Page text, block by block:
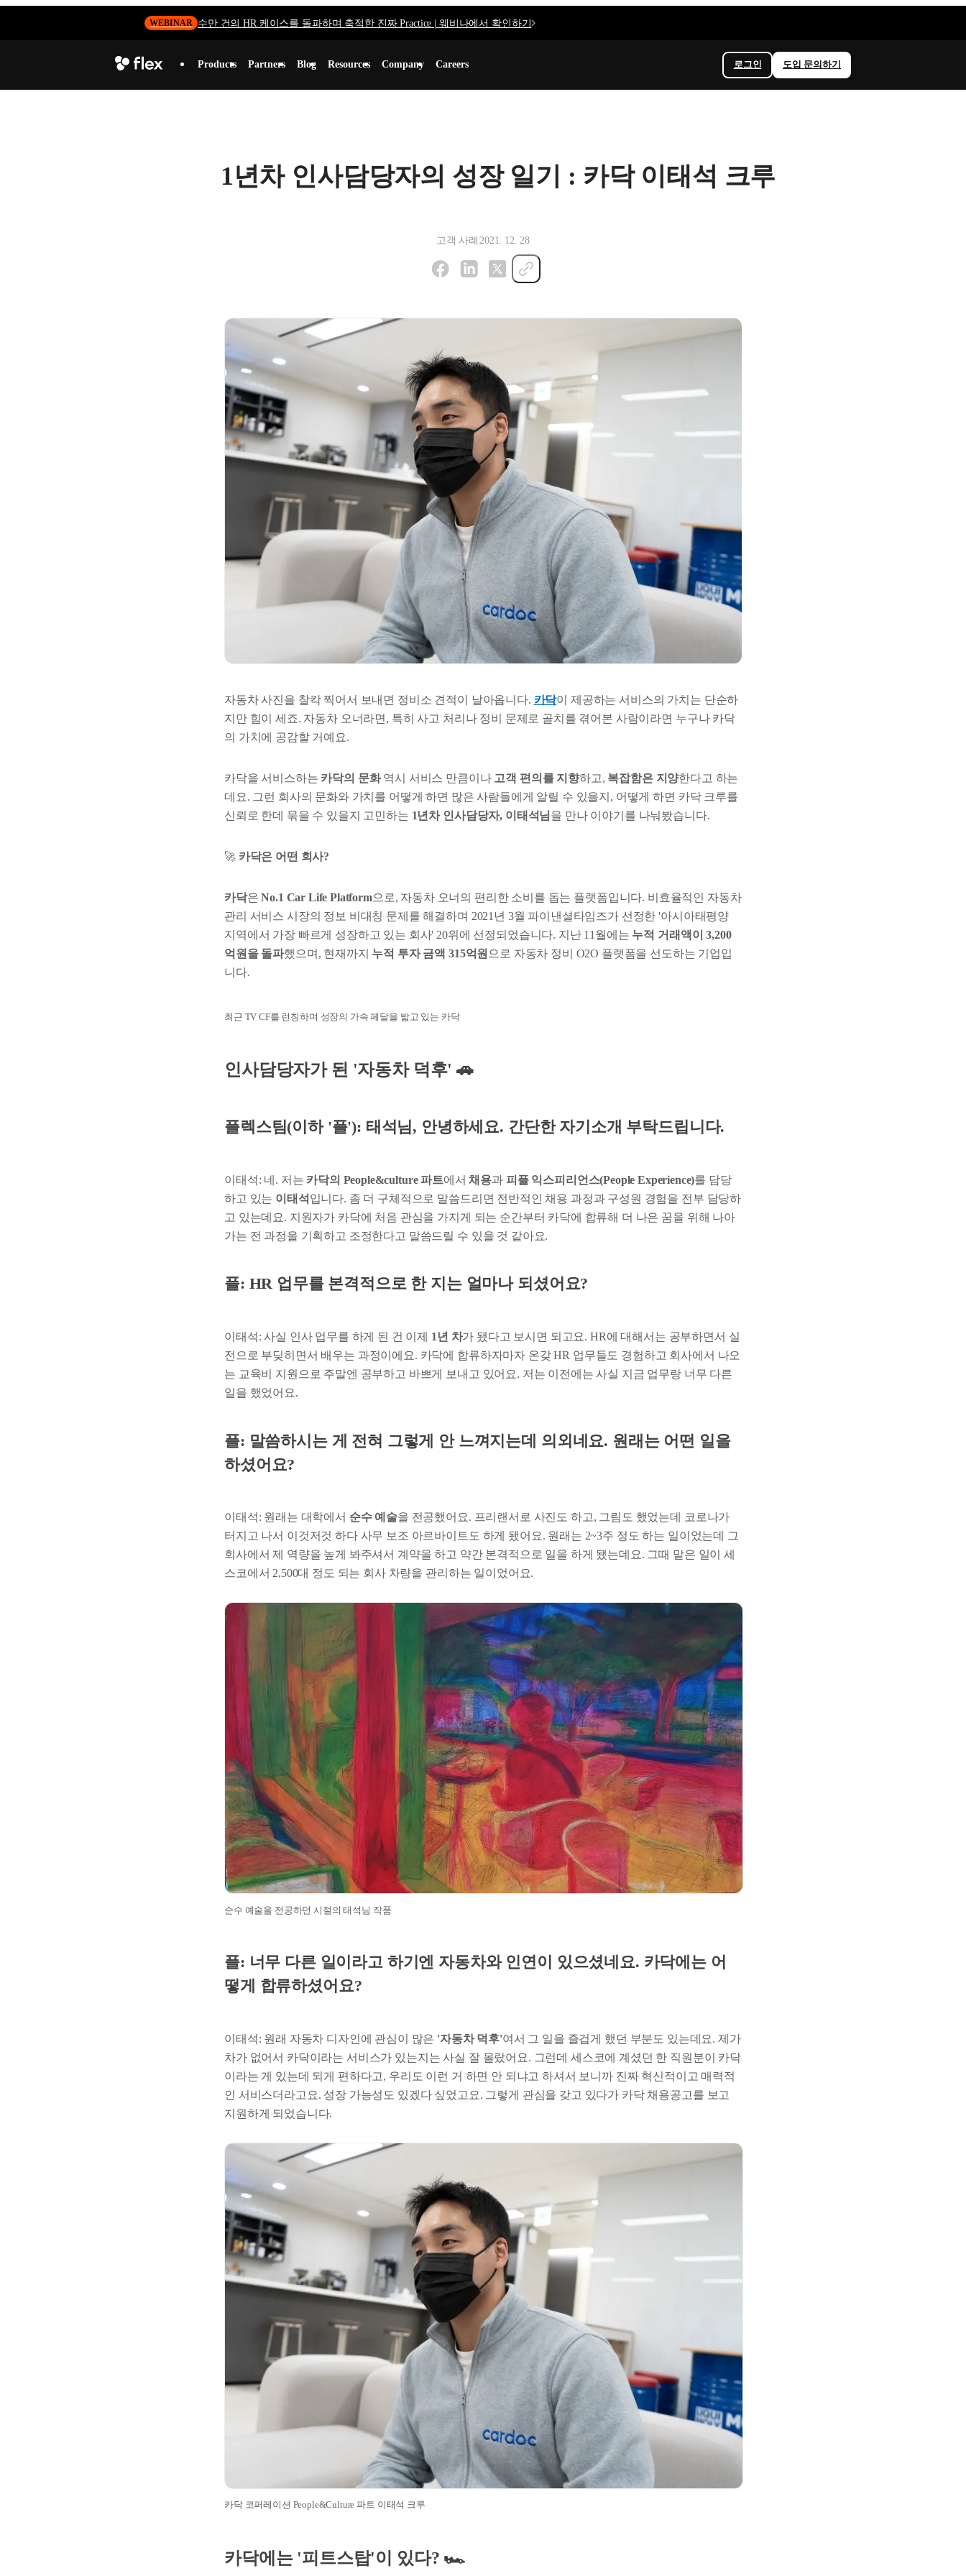
WEBINAR 수만 건의 HR 케이스를 돌파하며 축적한 진짜 Practice | 웨비나에서 확인하기
Products Partners Blog Resources Company Careers 로그인 도입 문의하기
1년차 인사담당자의 성장 일기 : 카닥 이태석 크루
고객 사례 2021. 12. 28
자동차 사진을 찰칵 찍어서 보내면 정비소 견적이 날아옵니다. 카닥이 제공하는 서비스의 가치는 단순하
지만 힘이 세죠. 자동차 오너라면, 특히 사고 처리나 정비 문제로 골치를 겪어본 사람이라면 누구나 카닥
의 가치에 공감할 거예요.
카닥을 서비스하는 카닥의 문화역시 서비스 만큼이나 고객 편의를 지향하고, 복잡함은 지양한다고 하는
데요. 그런 회사의 문화와 가치를 어떻게 하면 많은 사람들에게 알릴 수 있을지, 어떻게 하면 카닥 크루를
신뢰로 한데 묶을 수 있을지 고민하는 1년차 인사담당자, 이태석님을 만나 이야기를 나눠봤습니다.
🚀 카닥은 어떤 회사?
카닥은No.1 Car Life Platform으로, 자동차 오너의 편리한 소비를 돕는 플랫폼입니다. 비효율적인 자동차
관리 서비스 시장의 정보 비대칭 문제를 해결하며 2021년 3월 파이낸셜타임즈가 선정한 '아시아태평양
지역에서 가장 빠르게 성장하고 있는 회사' 20위에 선정되었습니다. 지난 11월에는 누적 거래액이 3,200
억원을 돌파했으며, 현재까지 누적 투자 금액 315억원 으로 자동차 정비 O2O 플랫폼을 선도하는 기업입
니다.
최근 TV CF를 런칭하며 성장의 가속 페달을 밟고 있는 카닥
인사담당자가 된 '자동차 덕후' 🚗
플렉스팀(이하 '플'): 태석님, 안녕하세요. 간단한 자기소개 부탁드립니다.
이태석: 네. 저는 카닥의 People&culture 파트에서채용과 피플 익스피리언스(People Experience)를 담당
하고 있는 이태석 입니다. 좀 더 구체적으로 말씀드리면 전반적인 채용 과정과 구성원 경험을 전부 담당하
고 있는데요. 지원자가 카닥에 처음 관심을 가지게 되는 순간부터 카닥에 합류해 더 나은 꿈을 위해 나아
가는 전 과정을 기획하고 조정한다고 말씀드릴 수 있을 것 같아요.
플: HR 업무를 본격적으로 한 지는 얼마나 되셨어요?
이태석: 사실 인사 업무를 하게 된 건 이제 1년 차가 됐다고 보시면 되고요. HR에 대해서는 공부하면서 실
전으로 부딪히면서 배우는 과정이에요. 카닥에 합류하자마자 온갖 HR 업무들도 경험하고 회사에서 나오
는 교육비 지원으로 주말엔 공부하고 바쁘게 보내고 있어요. 저는 이전에는 사실 지금 업무랑 너무 다른
일을 했었어요.
플: 말씀하시는 게 전혀 그렇게 안 느껴지는데 의외네요. 원래는 어떤 일을
하셨어요?
이태석: 원래는 대학에서 순수 예술을 전공했어요. 프리랜서로 사진도 하고, 그림도 했었는데 코로나가
터지고 나서 이것저것 하다 사무 보조 아르바이트도 하게 됐어요. 원래는 2~3주 정도 하는 일이었는데 그
회사에서 제 역량을 높게 봐주셔서 계약을 하고 약간 본격적으로 일을 하게 됐는데요. 그때 맡은 일이 세
스코에서 2,500대 정도 되는 회사 차량을 관리하는 일이었어요.
순수 예술을 전공하던 시절의 태석님 작품
플: 너무 다른 일이라고 하기엔 자동차와 인연이 있으셨네요. 카닥에는 어
떻게 합류하셨어요?
이태석: 원래 자동차 디자인에 관심이 많은 '자동차 덕후'여서 그 일을 즐겁게 했던 부분도 있는데요. 제가
차가 없어서 카닥이라는 서비스가 있는지는 사실 잘 몰랐어요. 그런데 세스코에 계셨던 한 직원분이 카닥
이라는 게 있는데 되게 편하다고, 우리도 이런 거 하면 안 되냐고 하셔서 보니까 진짜 혁신적이고 매력적
인 서비스더라고요. 성장 가능성도 있겠다 싶었고요. 그렇게 관심을 갖고 있다가 카닥 채용공고를 보고
지원하게 되었습니다.
카닥 코퍼레이션 People&Culture 파트 이태석 크루
카닥에는 '피트스탑'이 있다? 🏎️